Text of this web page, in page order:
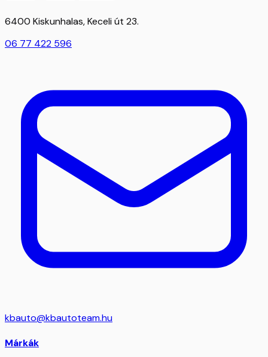
6400 Kiskunhalas, Keceli út 23.
06 77 422 596
kbauto@kbautoteam.hu
Márkák